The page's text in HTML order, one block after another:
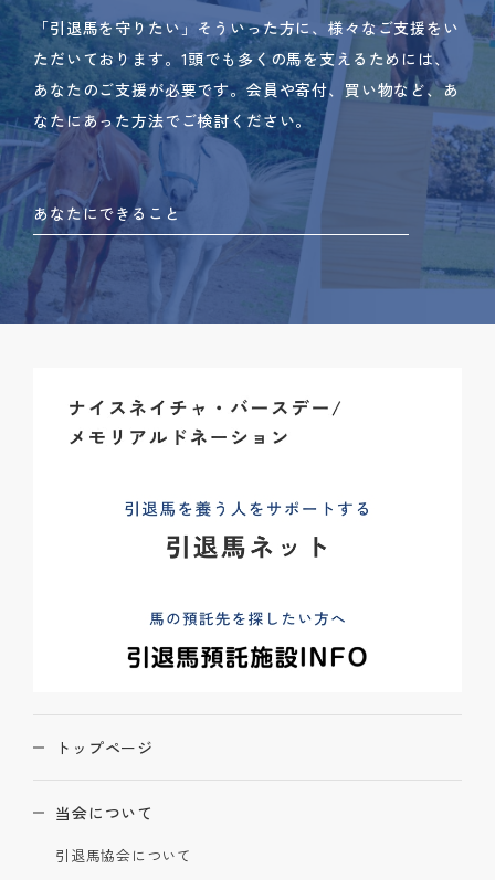
「引退馬を守りたい」そういった方に、様々なご支援をい
ただいております。 1頭でも多くの馬を支えるためには、
あなたのご支援が必要です。 会員や寄付、買い物など、あ
なたにあった方法でご検討ください。
あなたにできること
トップページ
当会について
引退馬協会について